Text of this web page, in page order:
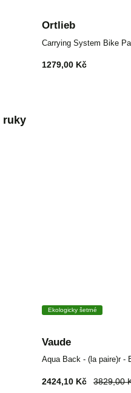
Ortlieb
Carrying System Bike
1279,00 Kč
ruky
Ekologicky šetrné
Vaude
Aqua Back - (la paire)r -
2424,10 Kč 3829,00